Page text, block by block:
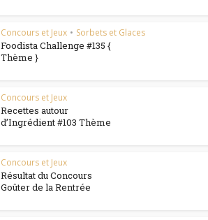
Concours et Jeux • Sorbets et Glaces
Foodista Challenge #135 {
Thème }
Concours et Jeux
Recettes autour
d’Ingrédient #103 Thème
Concours et Jeux
Résultat du Concours
Goûter de la Rentrée